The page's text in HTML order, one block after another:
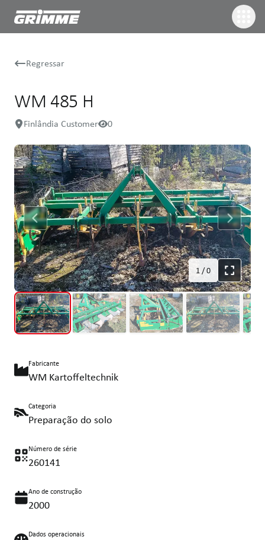
Regressar
WM 485 H
Finlândia Customer 0
1/0
Fabricante
WM Kartoffeltechnik
Categoria
Preparação do solo
Número de série
260141
Ano de construção
2000
Dados operacionais